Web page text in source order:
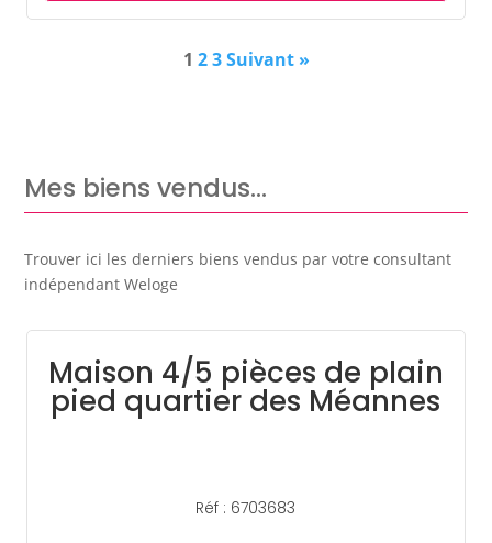
1 2 3 Suivant »
Mes biens vendus…
Trouver ici les derniers biens vendus par votre consultant
indépendant Weloge
Maison 4/5 pièces de plain
pied quartier des Méannes
Réf : 6703683